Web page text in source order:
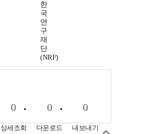
한
국
연
구
재
단
(NRF)
0
상세조회
0
다운로드
0
내보내기